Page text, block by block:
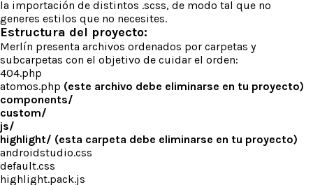
la importación de distintos .scss, de modo tal que no
generes estilos que no necesites.
Estructura del proyecto:
Merlín presenta archivos ordenados por carpetas y
subcarpetas con el objetivo de cuidar el orden:
404.php
atomos.php (este archivo debe eliminarse en tu proyecto)
components/
custom/
js/
highlight/ (esta carpeta debe eliminarse en tu proyecto)
androidstudio.css
default.css
highlight.pack.js